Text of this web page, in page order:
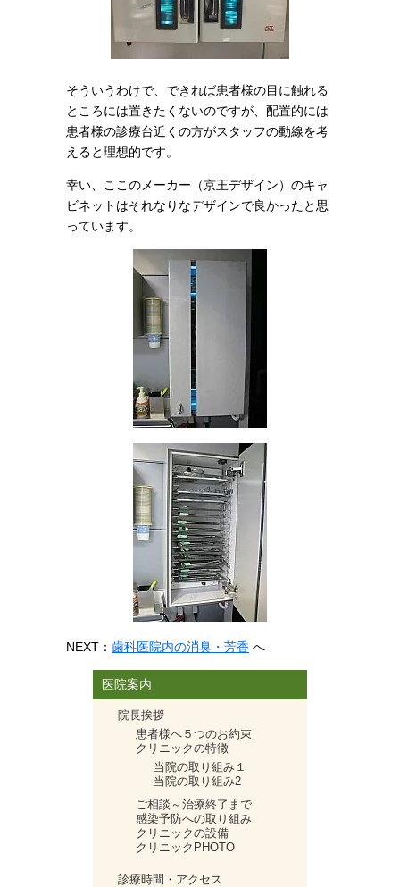
そういうわけで、できれば患者様の目に触れる
ところには置きたくないのですが、配置的には
患者様の診療台近くの方がスタッフの動線を考
えると理想的です。
幸い、ここのメーカー（京王デザイン）のキャ
ビネットはそれなりなデザインで良かったと思
っています。
NEXT： 歯科医院内の消臭・芳香 へ
医院案内
院長挨拶
患者様へ５つのお約束
クリニックの特徴
当院の取り組み１
当院の取り組み2
ご相談～治療終了まで
感染予防への取り組み
クリニックの設備
クリニックPHOTO
診療時間・アクセス